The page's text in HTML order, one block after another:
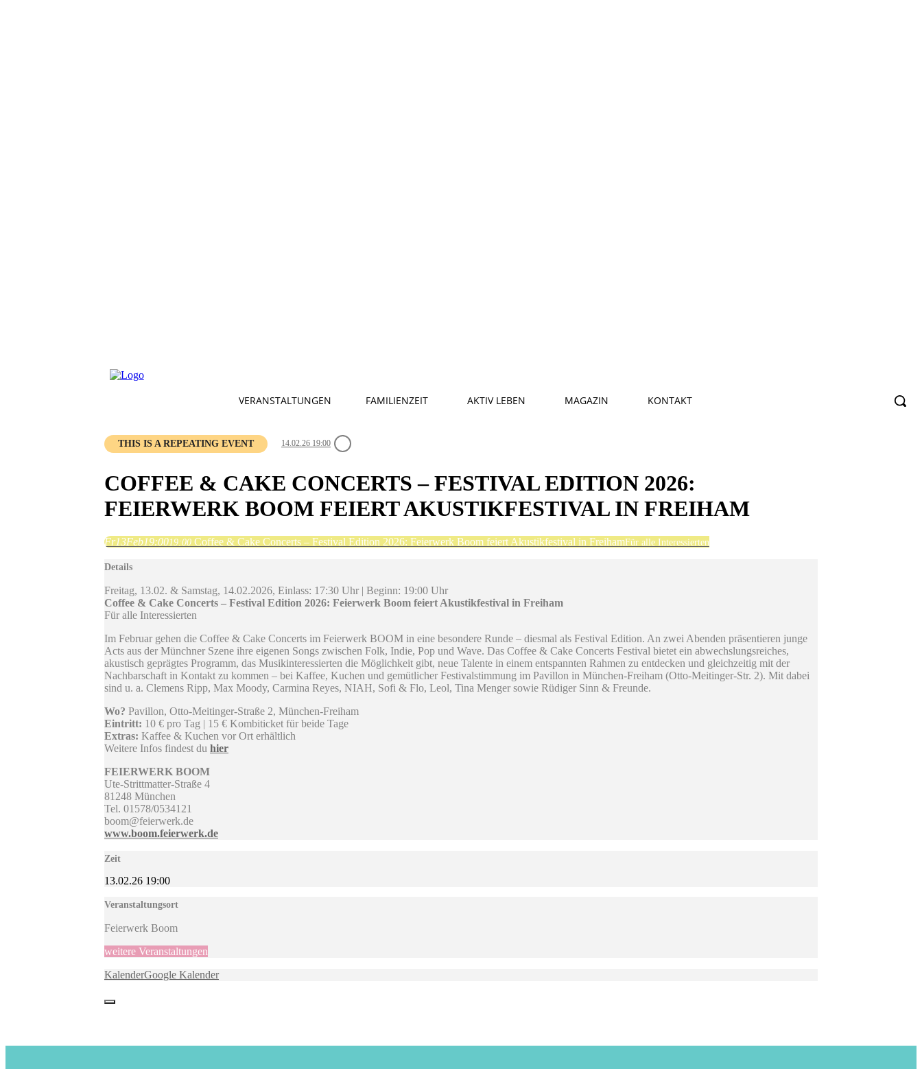
VERANSTALTUNGEN FAMILIENZEIT AKTIV LEBEN MAGAZIN KONTAKT
THIS IS A REPEATING EVENT 14.02.26 19:00
COFFEE & CAKE CONCERTS – FESTIVAL EDITION 2026:
FEIERWERK BOOM FEIERT AKUSTIKFESTIVAL IN FREIHAM
Fr13Feb19:0019:00 Coffee & Cake Concerts – Festival Edition 2026: Feierwerk Boom feiert Akustikfestival in FreihamFür alle Interessierten
Details
Freitag, 13.02. & Samstag, 14.02.2026, Einlass: 17:30 Uhr | Beginn: 19:00 Uhr
Coffee & Cake Concerts – Festival Edition 2026: Feierwerk Boom feiert Akustikfestival in Freiham
Für alle Interessierten
Im Februar gehen die Coffee & Cake Concerts im Feierwerk BOOM in eine besondere Runde – diesmal als Festival Edition. An zwei Abenden präsentieren junge
Acts aus der Münchner Szene ihre eigenen Songs zwischen Folk, Indie, Pop und Wave. Das Coffee & Cake Concerts Festival bietet ein abwechslungsreiches,
akustisch geprägtes Programm, das Musikinteressierten die Möglichkeit gibt, neue Talente in einem entspannten Rahmen zu entdecken und gleichzeitig mit der
Nachbarschaft in Kontakt zu kommen – bei Kaffee, Kuchen und gemütlicher Festivalstimmung im Pavillon in München-Freiham (Otto-Meitinger-Str. 2). Mit dabei
sind u. a. Clemens Ripp, Max Moody, Carmina Reyes, NIAH, Sofi & Flo, Leol, Tina Menger sowie Rüdiger Sinn & Freunde.
Wo? Pavillon, Otto-Meitinger-Straße 2, München-Freiham
Eintritt: 10 € pro Tag | 15 € Kombiticket für beide Tage
Extras: Kaffee & Kuchen vor Ort erhältlich
Weitere Infos findest du hier
FEIERWERK BOOM
Ute-Strittmatter-Straße 4
81248 München
Tel. 01578/0534121
boom@feierwerk.de
www.boom.feierwerk.de
Zeit
13.02.26 19:00
Veranstaltungsort
Feierwerk Boom
weitere Veranstaltungen
KalenderGoogle Kalender